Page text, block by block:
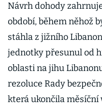
Návrh dohody
období, během něhož
stáhla z jižního
jednotky přesunul od
oblasti na jihu
rezoluce Rady
která ukončila měsíční